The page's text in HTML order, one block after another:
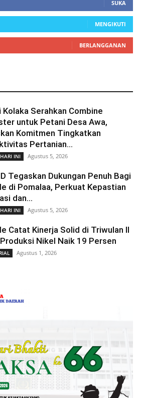
SUKA
MENGIKUTI
BERLANGGANAN
Kolaka Serahkan Combine
untuk Petani Desa Awa,
Komitmen Tingkatkan
Pertanian...
INI Agustus 5, 2026
Tegaskan Dukungan Penuh Bagi
di Pomalaa, Perkuat Kepastian
dan...
INI Agustus 5, 2026
Catat Kinerja Solid di Triwulan II
Nikel Naik 19 Persen
Agustus 1, 2026